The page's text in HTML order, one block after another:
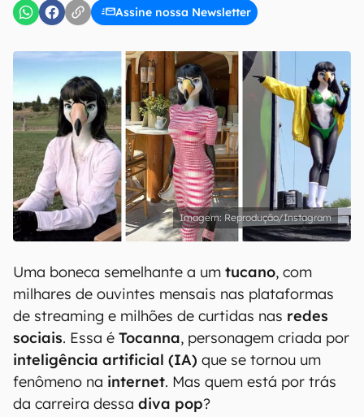
Assine nossa Newsletter
Confirmo que li, aceito e concordo com os Termos de
Uso e Política de Privacidade do Canaltech.
Reprodução/Instagram
Uma boneca semelhante a um tucano, com
milhares de ouvintes mensais nas plataformas
de streaming e milhões de curtidas nas redes
sociais. Essa é Tocanna, personagem criada por
inteligência artificial (IA) que se tornou um
fenômeno na internet. Mas quem está por trás
da carreira dessa diva pop?